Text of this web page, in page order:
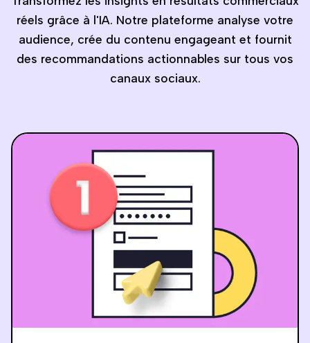
réels grâce à l'IA. Notre plateforme analyse votre
audience, crée du contenu engageant et fournit
des recommandations actionnables sur tous vos
canaux sociaux.